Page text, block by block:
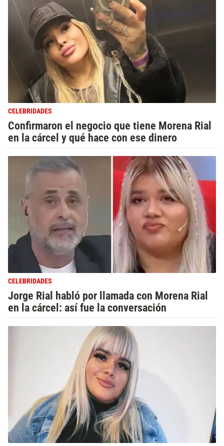
CELEBRIDADES
Confirmaron el negocio que tiene Morena Rial
en la cárcel y qué hace con ese dinero
CELEBRIDADES
Jorge Rial habló por llamada con Morena Rial
en la cárcel: así fue la conversación